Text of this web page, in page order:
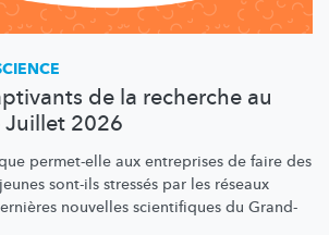
de la recherche au
Juillet 2026
permet-elle aux entreprises de faire des
sont-ils stressés par les réseaux
nouvelles scientifiques du Grand-